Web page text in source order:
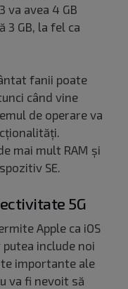
va avea 4 GB
3 GB, la fel ca
fanii poate
când vine
de operare va
mai mult RAM și
SE.
5G
Apple ca iOS
include noi
importante ale
va fi nevoit să